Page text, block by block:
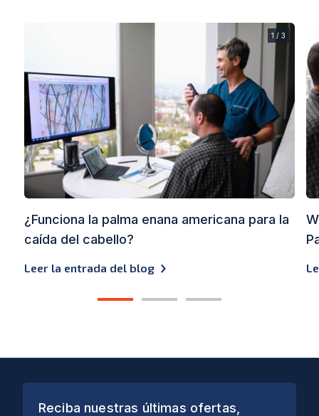
1 / 3
¿Funciona la palma enana americana para la
caída del cabello?
Leer la entrada del blog
Reciba nuestras últimas ofertas,